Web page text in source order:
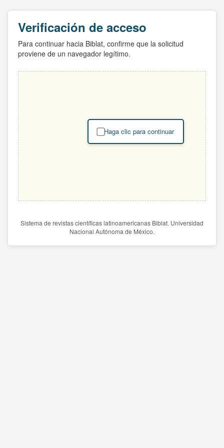
Verificación de acceso
Para continuar hacia Biblat, confirme que la solicitud
proviene de un navegador legítimo.
Haga clic para continuar
Sistema de revistas científicas latinoamericanas Biblat. Universidad
Nacional Autónoma de México.